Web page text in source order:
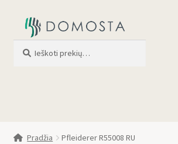
Pradžia Pfleiderer R55008 RU